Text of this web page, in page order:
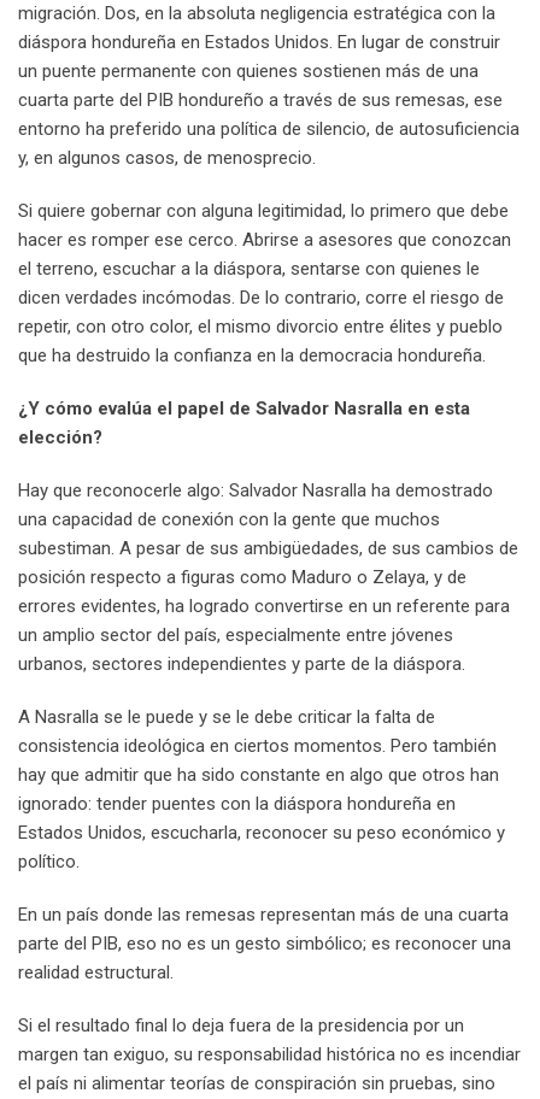
migración. Dos, en la absoluta negligencia estratégica con la
diáspora hondureña en Estados Unidos. En lugar de construir
un puente permanente con quienes sostienen más de una
cuarta parte del PIB hondureño a través de sus remesas, ese
entorno ha preferido una política de silencio, de autosuficiencia
y, en algunos casos, de menosprecio.
Si quiere gobernar con alguna legitimidad, lo primero que debe
hacer es romper ese cerco. Abrirse a asesores que conozcan
el terreno, escuchar a la diáspora, sentarse con quienes le
dicen verdades incómodas. De lo contrario, corre el riesgo de
repetir, con otro color, el mismo divorcio entre élites y pueblo
que ha destruido la confianza en la democracia hondureña.
¿Y cómo evalúa el papel de Salvador Nasralla en esta
elección?
Hay que reconocerle algo: Salvador Nasralla ha demostrado
una capacidad de conexión con la gente que muchos
subestiman. A pesar de sus ambigüedades, de sus cambios de
posición respecto a figuras como Maduro o Zelaya, y de
errores evidentes, ha logrado convertirse en un referente para
un amplio sector del país, especialmente entre jóvenes
urbanos, sectores independientes y parte de la diáspora.
A Nasralla se le puede y se le debe criticar la falta de
consistencia ideológica en ciertos momentos. Pero también
hay que admitir que ha sido constante en algo que otros han
ignorado: tender puentes con la diáspora hondureña en
Estados Unidos, escucharla, reconocer su peso económico y
político.
En un país donde las remesas representan más de una cuarta
parte del PIB, eso no es un gesto simbólico; es reconocer una
realidad estructural.
Si el resultado final lo deja fuera de la presidencia por un
margen tan exiguo, su responsabilidad histórica no es incendiar
el país ni alimentar teorías de conspiración sin pruebas, sino